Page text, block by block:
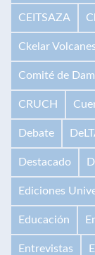
CEITSAZA
Ckelar Volcanes
Comité de
CRUCH
Debate
Destacado
Ediciones
Educación
Entrevistas